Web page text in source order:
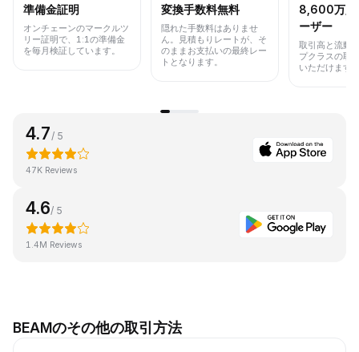
準備金証明
オンチェーンのマークルツ
リー証明で、1:1の準備金
を毎月検証しています。
変換手数料無料
隠れた手数料はありませ
ん。見積もりレートが、そ
のままお支払いの最終レー
トとなります。
8,600万人
ーザー
取引高と流動
プクラスの取
いただけます
4.7 / 5
47K Reviews
4.6/ 5
1.4M Reviews
BEAMのその他の取引方法